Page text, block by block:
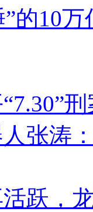
”的10
张涛
跃，